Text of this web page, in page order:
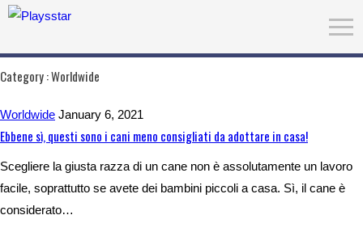
Category :Worldwide
Worldwide January 6, 2021
Ebbene sì, questi sono i cani meno consigliati da adottare in casa!
Scegliere la giusta razza di un cane non è assolutamente un lavoro
facile, soprattutto se avete dei bambini piccoli a casa. Sì, il cane è
considerato…